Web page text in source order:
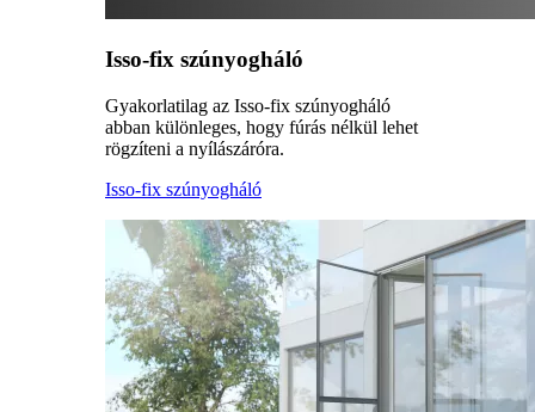
Isso-fix szúnyogháló
Gyakorlatilag az Isso-fix szúnyogháló
abban különleges, hogy fúrás nélkül lehet
rögzíteni a nyílászáróra.
Isso-fix szúnyogháló